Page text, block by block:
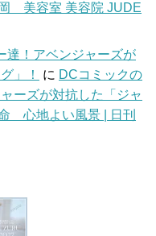
美容室 美容院 JUDE
達！アベンジャーズが
」！
に DCコミックの
ーズが対抗した「ジャ
心地よい風景 | 日刊